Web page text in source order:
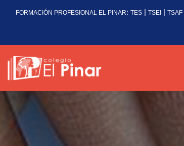
FORMACIÓN PROFESIONAL EL PINAR: TES | TSEI | TSAF